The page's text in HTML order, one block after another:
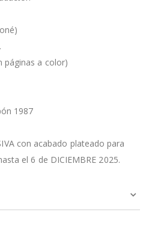
páginas a color)
1987
con acabado plateado para
el 6 de DICIEMBRE 2025.